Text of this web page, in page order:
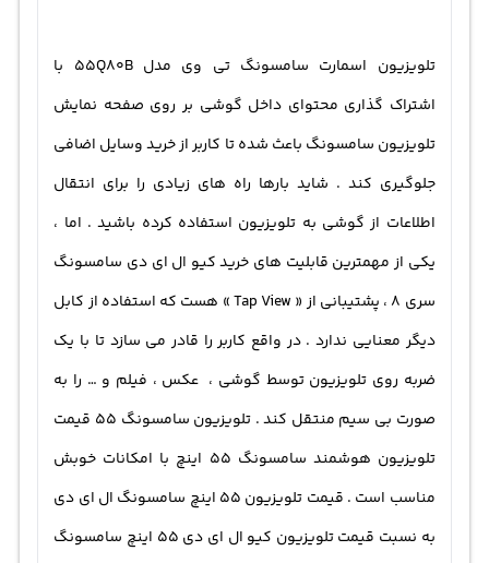
تلویزیون اسمارت سامسونگ تی وی مدل 55Q80B با
اشتراک گذاری محتوای داخل گوشی بر روی صفحه نمایش
تلویزیون سامسونگ باعث شده تا کاربر از خرید وسایل اضافی
جلوگیری کند . شاید بارها راه های زیادی را برای انتقال
اطلاعات از گوشی به تلویزیون استفاده کرده باشید . اما ،
یکی از مهمترین قابلیت های خرید کیو ال ای دی سامسونگ
سری 8 ، پشتیبانی از « Tap View » هست که استفاده از کابل
دیگر معنایی ندارد . در واقع کاربر را قادر می سازد تا با یک
ضربه روی تلویزیون توسط گوشی ، عکس ، فیلم و … را به
صورت بی سیم منتقل کند . تلویزیون سامسونگ ۵۵ قیمت
تلویزیون هوشمند سامسونگ 55 اینچ با امکانات خوبش
مناسب است . قيمت تلويزيون ۵۵ اينچ سامسونگ ال ای دی
به نسبت قیمت تلویزیون کیو ال ای دی 55 اینچ سامسونگ